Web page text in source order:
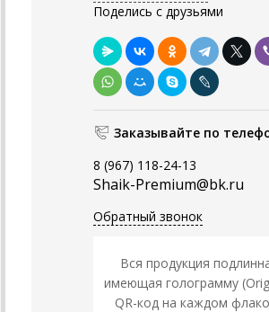
Поделись с друзьями
Заказывайте по
8 (967) 118-24-13
Shaik-Premium@bk.ru
Обратный звонок
Вся продукция
имеющая голограмму
QR-код на каждом